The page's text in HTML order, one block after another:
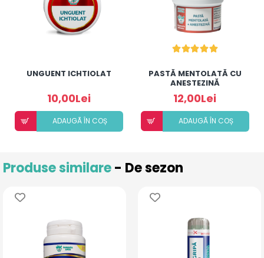
UNGUENT ICHTIOLAT
10,00Lei
ADAUGÃ ÎN COȘ
PASTĂ MENTOLATĂ CU
ANESTEZINĂ
12,00Lei
ADAUGÃ ÎN COȘ
Produse similare- De sezon